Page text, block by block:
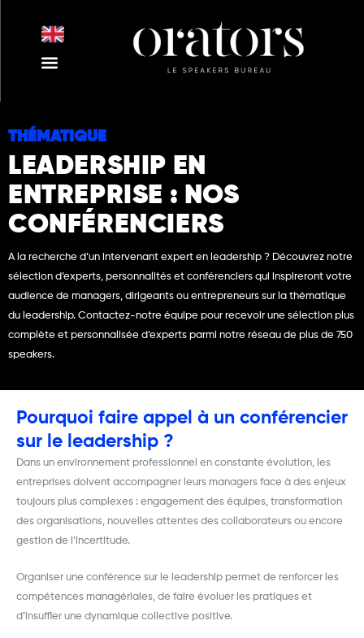
THÉMATIQUE
LEADERSHIP EN
ENTREPRISE : NOS
CONFÉRENCIERS
A la recherche d’un intervenant expert en leadership ? Découvrez notre
sélection d’experts, personnalités et conférenciers qui inspireront votre
audience de managers, dirigeants ou entrepreneurs sur la thématique
du leadership. Contactez-notre équipe pour recevoir une sélection plus
complète et personnalisée d’experts parmi notre réseau de plus de 750
speakers.
Pourquoi faire appel à un conférencier
sur le leadership ?
Dans un environnement professionnel en constante évolution, les
entreprises doivent accompagner leurs managers face à des enjeux
toujours plus complexes : engagement des équipes, transformation
des organisations, nouvelles attentes des collaborateurs ou encore
gestion de l’incertitude.
Organiser une conférence sur le leadership permet de renforcer les
compétences managériales, de faire évoluer les pratiques et
d’insuffler une dynamique collective positive.